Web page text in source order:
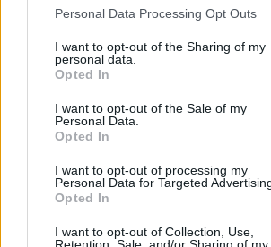
Personal Data Processing Opt Outs
I want to opt-out of the Sharing of my
personal data.
Opted In
I want to opt-out of the Sale of my
Personal Data.
Opted In
I want to opt-out of processing my
Personal Data for Targeted
Opted In
I want to opt-out of Collection, Use,
Μέσα από ανάρτηση